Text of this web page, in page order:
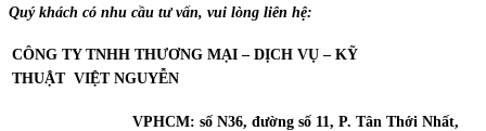
Quý khách có nhu cầu tư vấn, vui lòng liên hệ:
CÔNG TY TNHH THƯƠNG MẠI – DỊCH VỤ – KỸ
THUẬT VIỆT NGUYỄN
VPHCM: số N36, đường số 11, P. Tân Thới Nhất,